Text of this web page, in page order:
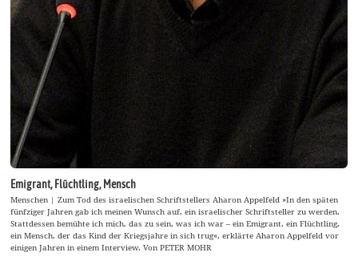
Emigrant, Flüchtling, Mensch
Menschen | Zum Tod des israelischen Schriftstellers Aharon Appelfeld »In den späten
fünfziger Jahren gab ich meinen Wunsch auf, ein israelischer Schriftsteller zu werden.
Stattdessen bemühte ich mich, das zu sein, was ich war – ein Emigrant, ein Flüchtling,
ein Mensch, der das Kind der Kriegsjahre in sich trug«, erklärte Aharon Appelfeld vor
einigen Jahren in einem Interview. Von PETER MOHR